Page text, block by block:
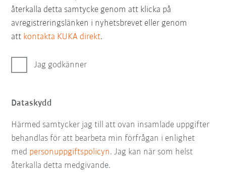
återkalla detta samtycke genom att klicka på
avregistreringslänken i nyhetsbrevet eller genom
att kontakta KUKA direkt.
Jag godkänner
Dataskydd
Härmed samtycker jag till att ovan insamlade uppgifter
behandlas för att bearbeta min förfrågan i enlighet
med personuppgiftspolicyn. Jag kan när som helst
återkalla detta medgivande.